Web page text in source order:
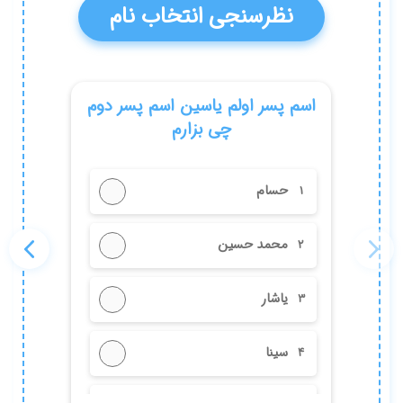
همه نظرسنجی‌ها